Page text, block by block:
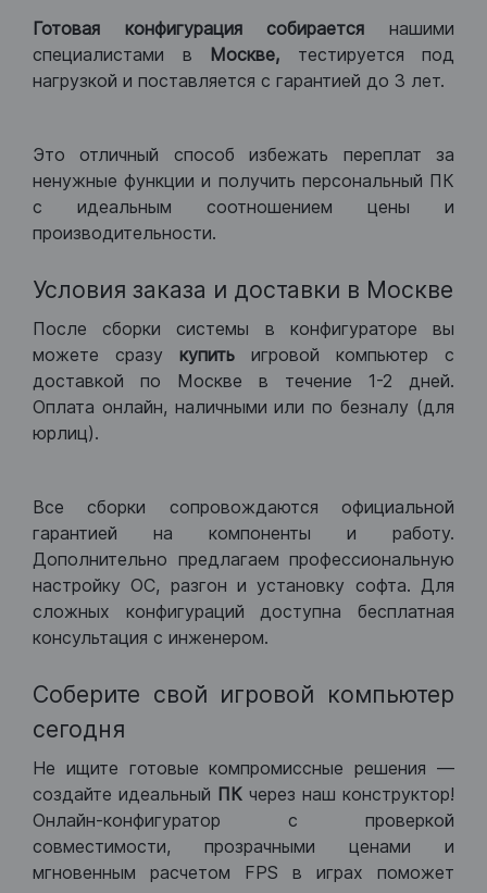
Готовая конфигурация собираетсянашими
специалистами в Москве, тестируется под
нагрузкой и поставляется с гарантией до 3 лет.
Это отличный способ избежать переплат за
ненужные функции и получить персональный ПК
с идеальным соотношением цены и
производительности.
Условия заказа и доставки в Москве
После сборки системы в конфигураторе вы
можете сразу купить игровой компьютер с
доставкой по Москве в течение 1-2 дней.
Оплата онлайн, наличными или по безналу (для
юрлиц).
Все сборки сопровождаются официальной
гарантией на компоненты и работу.
Дополнительно предлагаем профессиональную
настройку ОС, разгон и установку софта. Для
сложных конфигураций доступна бесплатная
консультация с инженером.
Соберите свой игровой компьютер
сегодня
Не ищите готовые компромиссные решения —
создайте идеальный ПК через наш конструктор!
Онлайн-конфигуратор с проверкой
совместимости, прозрачными ценами и
мгновенным расчетом FPS в играх поможет